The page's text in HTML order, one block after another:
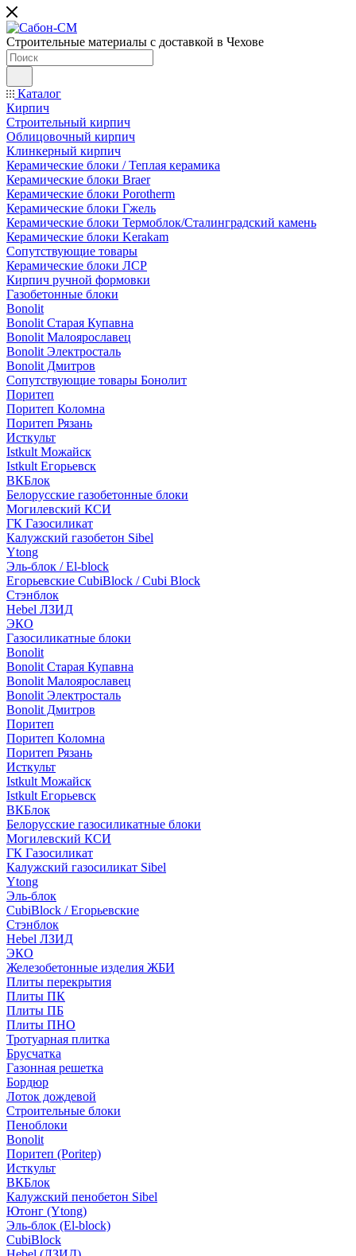
Строительные материалы с доставкой в Чехове
Каталог
Кирпич
Строительный кирпич
Облицовочный кирпич
Клинкерный кирпич
Керамические блоки / Теплая керамика
Керамические блоки Braer
Керамические блоки Porotherm
Керамические блоки Гжель
Керамические блоки Термоблок/Сталинградский камень
Керамические блоки Kerakam
Сопутствующие товары
Керамические блоки ЛСР
Кирпич ручной формовки
Газобетонные блоки
Bonolit
Bonolit Старая Купавна
Bonolit Малоярославец
Bonolit Электросталь
Bonolit Дмитров
Сопутствующие товары Бонолит
Поритеп
Поритеп Коломна
Поритеп Рязань
Исткульт
Istkult Можайск
Istkult Егорьевск
ВКБлок
Белорусские газобетонные блоки
Могилевский КСИ
ГК Газосиликат
Калужский газобетон Sibel
Ytong
Эль-блок / El-block
Егорьевские CubiBlock / Cubi Block
Стэнблок
Hebel ЛЗИД
ЭКО
Газосиликатные блоки
Bonolit
Bonolit Старая Купавна
Bonolit Малоярославец
Bonolit Электросталь
Bonolit Дмитров
Поритеп
Поритеп Коломна
Поритеп Рязань
Исткульт
Istkult Можайск
Istkult Егорьевск
ВКБлок
Белорусские газосиликатные блоки
Могилевский КСИ
ГК Газосиликат
Калужский газосиликат Sibel
Ytong
Эль-блок
CubiBlock / Егорьевские
Стэнблок
Hebel ЛЗИД
ЭКО
Железобетонные изделия ЖБИ
Плиты перекрытия
Плиты ПК
Плиты ПБ
Плиты ПНО
Тротуарная плитка
Брусчатка
Газонная решетка
Бордюр
Лоток дождевой
Строительные блоки
Пеноблоки
Bonolit
Поритеп (Poritep)
Исткульт
ВКБлок
Калужский пенобетон Sibel
Ютонг (Ytong)
Эль-блок (El-block)
CubiBlock